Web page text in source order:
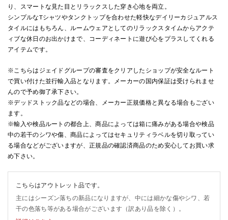
り、スマートな見た目とリラックスした穿き心地を両立。
シンプルなTシャツやタンクトップを合わせた軽快なデイリーカジュアルス
タイルにはもちろん、ルームウェアとしてのリラックスタイムからアクテ
ィブな休日のお出かけまで、コーディネートに遊び心をプラスしてくれる
アイテムです。
※こちらはジェイドグループの審査をクリアしたショップが安全なルート
で買い付けた並行輸入品となります。メーカーの国内保証は受けられませ
んので予め御了承下さい。
※デッドストック品などの場合、メーカー正規価格と異なる場合もござい
ます。
※輸入や検品ルートの都合上、商品によっては箱に痛みがある場合や検品
中の若干のシワや傷、商品によってはセキュリティラベルを切り取ってい
る場合などがございますが、正規品の確認済商品のため安心してお買い求
め下さい。
こちらはアウトレット品です。
主にはシーズン落ちの新品になりますが、中には細かな傷やシワ、若
干の色落ち等がある場合がございます（訳あり品を除く）。